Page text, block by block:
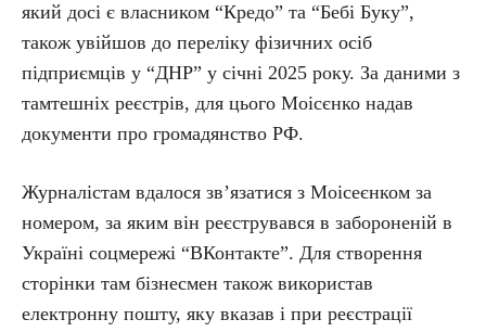
який досі є власником “Кредо” та “Бебі Буку”,
також увійшов до переліку фізичних осіб
підприємців у “ДНР” у січні 2025 року. За даними з
тамтешніх реєстрів, для цього Моісєнко надав
документи про громадянство РФ.
Журналістам вдалося зв’язатися з Моісеєнком за
номером, за яким він реєструвався в забороненій в
Україні соцмережі “ВКонтакте”. Для створення
сторінки там бізнесмен також використав
електронну пошту, яку вказав і при реєстрації